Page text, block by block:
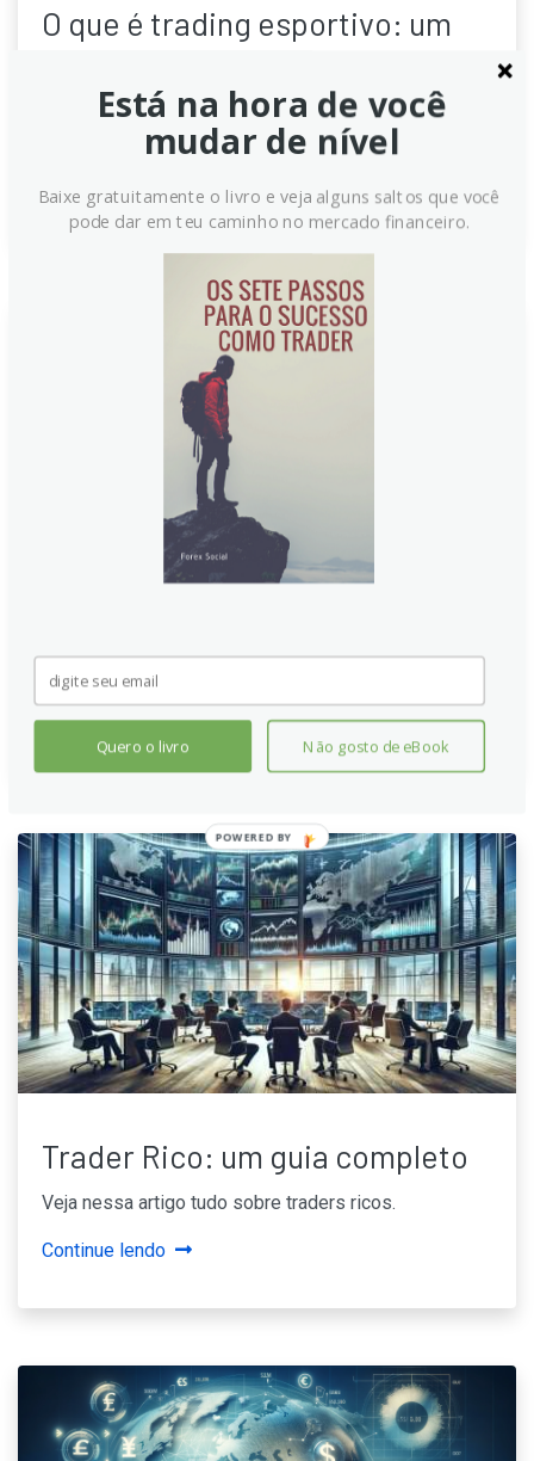
O que é trading esportivo: um
Entenda de uma vez por todas o que é o Trading
Esportivo. É trading de verdade?
Entenda o que é um trader e o que ele faz.
Continue lendo
Trader Rico: um guia completo
Veja nessa artigo tudo sobre traders ricos.
Continue lendo
Está na hora de você
mudar de nível
Baixe gratuitamente o livro e veja alguns saltos que você
pode dar em teu caminho no mercado financeiro.
Quero o livro Não gosto de eBook